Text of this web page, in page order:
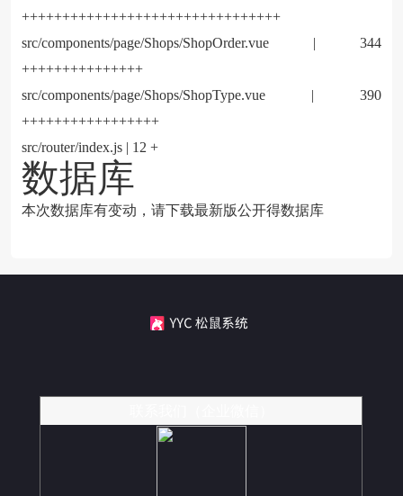
++++++++++++++++++++++++++++++++
src/components/page/Shops/ShopOrder.vue | 344
+++++++++++++++
src/components/page/Shops/ShopType.vue | 390
+++++++++++++++++
src/router/index.js | 12 +
数据库
本次数据库有变动，请下载最新版公开得数据库